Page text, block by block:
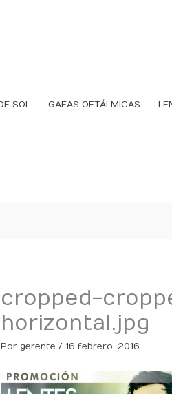
SOL GAFAS OFTÁLMICAS
cropped-
horizontal.jpg
Por gerente / 16 febrero, 2016